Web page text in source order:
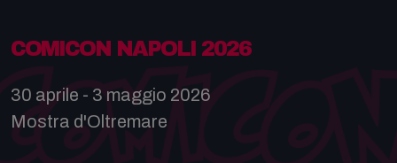
COMICON NAPOLI 2026
30 aprile - 3 maggio 2026
Mostra d'Oltremare